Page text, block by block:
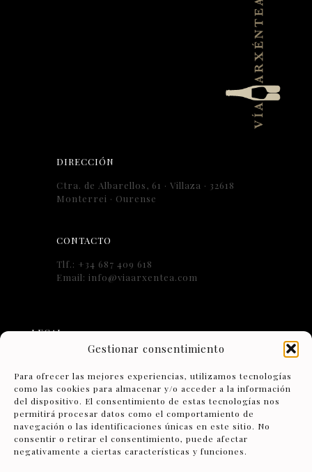
Gestionar consentimiento
Para ofrecer las mejores experiencias, utilizamos tecnologías
como las cookies para almacenar y/o acceder a la información
del dispositivo. El consentimiento de estas tecnologías nos
permitirá procesar datos como el comportamiento de
navegación o las identificaciones únicas en este sitio. No
consentir o retirar el consentimiento, puede afectar
negativamente a ciertas características y funciones.
DIRECCIÓN
Ctra. de Albarellos, 61 · Villaza · 32618
Monterrei · Ourense
CONTACTO
Tlf.: +34 687 409 618
Email: info@viaarxentea.com
LEGAL
Condiciones Generales de Contratación